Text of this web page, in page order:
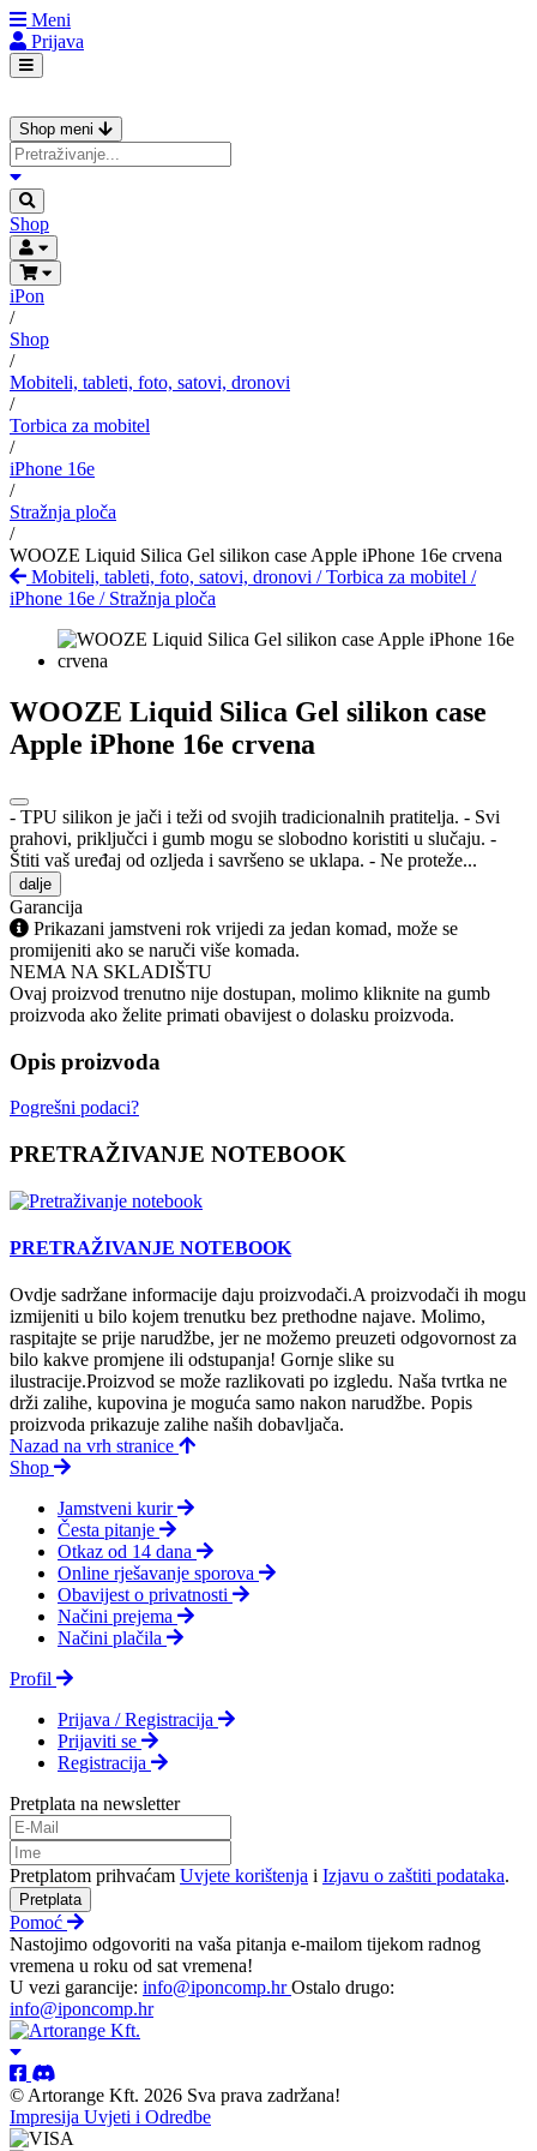
Meni
Prijava
Shop meni
Shop
iPon
/
Shop
/
Mobiteli, tableti, foto, satovi, dronovi
/
Torbica za mobitel
/
iPhone 16e
/
Stražnja ploča
/
WOOZE Liquid Silica Gel silikon case Apple iPhone 16e crvena
Mobiteli, tableti, foto, satovi, dronovi /Torbica za mobitel /
iPhone 16e / Stražnja ploča
WOOZE Liquid Silica Gel silikon case
Apple iPhone 16e crvena
- TPU silikon je jači i teži od svojih tradicionalnih pratitelja. - Svi
prahovi, priključci i gumb mogu se slobodno koristiti u slučaju. -
Štiti vaš uređaj od ozljeda i savršeno se uklapa. - Ne proteže...
dalje
Garancija
Prikazani jamstveni rok vrijedi za jedan komad, može se
promijeniti ako se naruči više komada.
NEMA NA SKLADIŠTU
Ovaj proizvod trenutno nije dostupan, molimo kliknite na gumb
proizvoda ako želite primati obavijest o dolasku proizvoda.
Opis proizvoda
Pogrešni podaci?
PRETRAŽIVANJE NOTEBOOK
PRETRAŽIVANJE NOTEBOOK
Ovdje sadržane informacije daju proizvodači.A proizvodači ih mogu
izmijeniti u bilo kojem trenutku bez prethodne najave. Molimo,
raspitajte se prije narudžbe, jer ne možemo preuzeti odgovornost za
bilo kakve promjene ili odstupanja! Gornje slike su
ilustracije.Proizvod se može razlikovati po izgledu. Naša tvrtka ne
drži zalihe, kupovina je moguća samo nakon narudžbe. Popis
proizvoda prikazuje zalihe naših dobavljača.
Nazad na vrh stranice
Shop
Jamstveni kurir
Česta pitanje
Otkaz od 14 dana
Online rješavanje sporova
Obavijest o privatnosti
Načini prejema
Načini plačila
Profil
Prijava / Registracija
Prijaviti se
Registracija
Pretplata na newsletter
Pretplatom prihvaćam Uvjete korištenja i Izjavu o zaštiti podataka.
Pretplata
Pomoć
Nastojimo odgovoriti na vaša pitanja e-mailom tijekom radnog
vremena u roku od sat vremena!
U vezi garancije: info@iponcomp.hrOstalo drugo:
info@iponcomp.hr
© Artorange Kft. 2026 Sva prava zadržana!
Impresija Uvjeti i Odredbe